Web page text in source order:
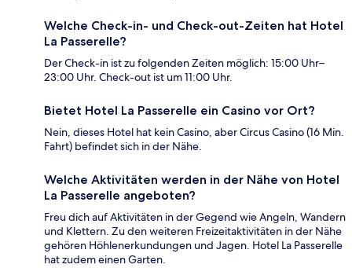
Welche Check-in- und Check-out-Zeiten hat Hotel
La Passerelle?
Der Check-in ist zu folgenden Zeiten möglich: 15:00 Uhr–
23:00 Uhr. Check-out ist um 11:00 Uhr.
Bietet Hotel La Passerelle ein Casino vor Ort?
Nein, dieses Hotel hat kein Casino, aber Circus Casino (16 Min.
Fahrt) befindet sich in der Nähe.
Welche Aktivitäten werden in der Nähe von Hotel
La Passerelle angeboten?
Freu dich auf Aktivitäten in der Gegend wie Angeln, Wandern
und Klettern. Zu den weiteren Freizeitaktivitäten in der Nähe
gehören Höhlenerkundungen und Jagen. Hotel La Passerelle
hat zudem einen Garten.